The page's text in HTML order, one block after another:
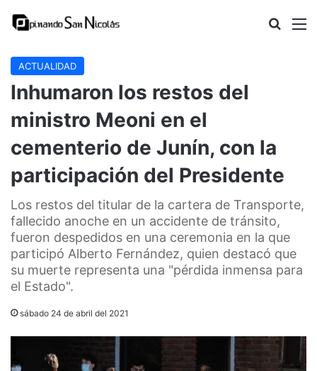
Buscar
ACTUALIDAD
Inhumaron los restos del
ministro Meoni en el
cementerio de Junín, con la
participación del Presidente
Los restos del titular de la cartera de Transporte,
fallecido anoche en un accidente de tránsito,
fueron despedidos en una ceremonia en la que
participó Alberto Fernández, quien destacó que
su muerte representa una "pérdida inmensa para
el Estado".
sábado 24 de abril del 2021